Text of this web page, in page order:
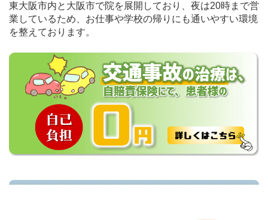
東大阪市内と大阪市で院を展開しており、夜は20時まで営
業しているため、お仕事や学校の帰りにも通いやすい環境
を整えております。